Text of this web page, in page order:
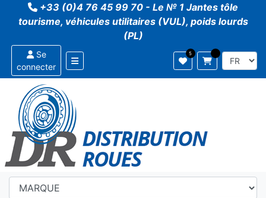
+33 (0)4 76 45 99 70 - Le № 1 Jantes tôle
tourisme, véhicules utilitaires (VUL), poids lourds
(PL)
Se
connecter